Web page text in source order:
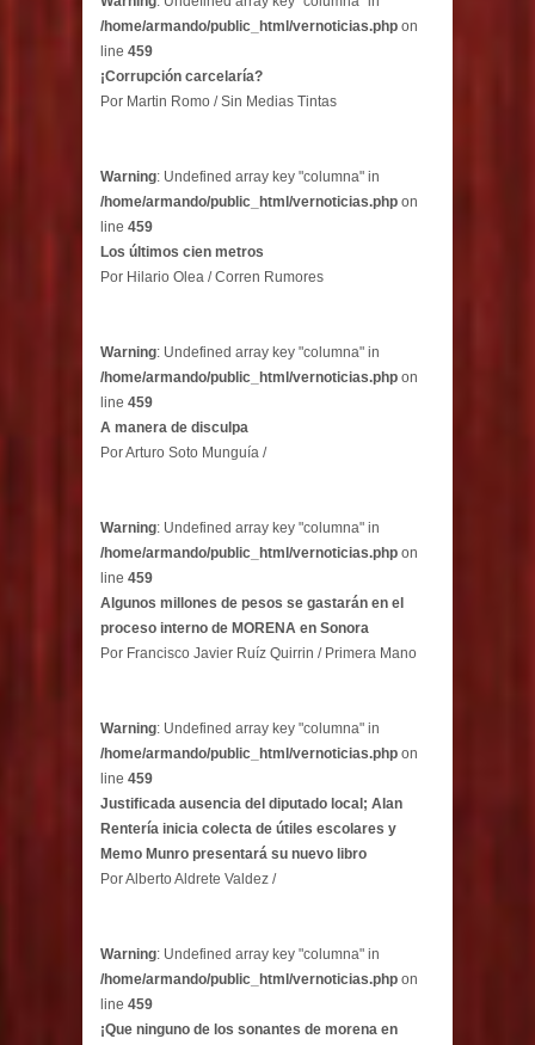
/home/armando/public_html/vernoticias.php on
line 459
¡Corrupción carcelaría?
Por Martin Romo / Sin Medias Tintas
Warning: Undefined array key "columna" in
/home/armando/public_html/vernoticias.php on
line 459
Los últimos cien metros
Por Hilario Olea / Corren Rumores
Warning: Undefined array key "columna" in
/home/armando/public_html/vernoticias.php on
line 459
A manera de disculpa
Por Arturo Soto Munguía /
Warning: Undefined array key "columna" in
/home/armando/public_html/vernoticias.php on
line 459
Algunos millones de pesos se gastarán en el
proceso interno de MORENA en Sonora
Por Francisco Javier Ruíz Quirrin / Primera Mano
Warning: Undefined array key "columna" in
/home/armando/public_html/vernoticias.php on
line 459
Justificada ausencia del diputado local; Alan
Rentería inicia colecta de útiles escolares y
Memo Munro presentará su nuevo libro
Por Alberto Aldrete Valdez /
Warning: Undefined array key "columna" in
/home/armando/public_html/vernoticias.php on
line 459
¡Que ninguno de los sonantes de morena en